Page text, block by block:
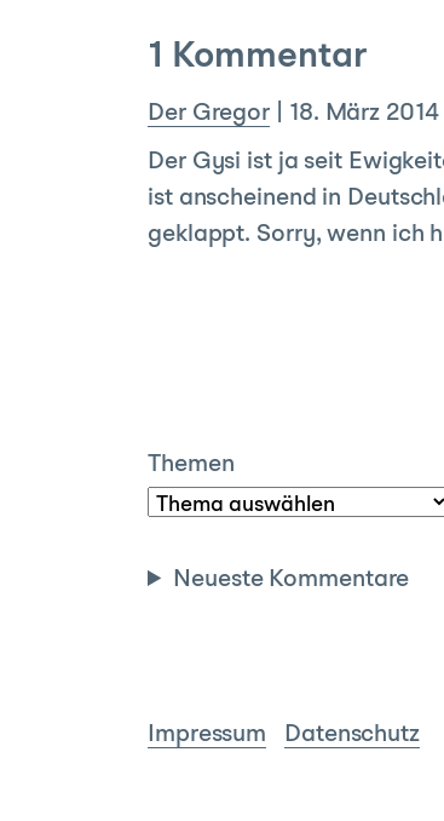
1 Kommentar
Der Gregor
18. März 2014
Der Gysi ist ja seit
ist anscheinend in
geklappt. Sorry, wenn ich
Themen
Neueste Kommentare
Impressum Datenschutz